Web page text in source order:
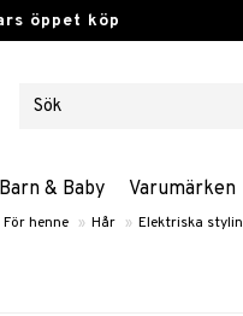
öppet köp
& Baby Varumärken
För henne » Hår » Elektriska